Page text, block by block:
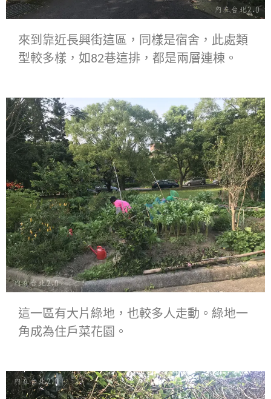
來到靠近長興街這區，同樣是宿舍，此處類
型較多樣，如82巷這排，都是兩層連棟。
這一區有大片綠地，也較多人走動。綠地一
角成為住戶菜花園。